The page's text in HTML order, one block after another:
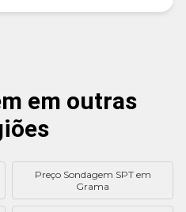
em outras
Preço Sondagem SPT em
Grama